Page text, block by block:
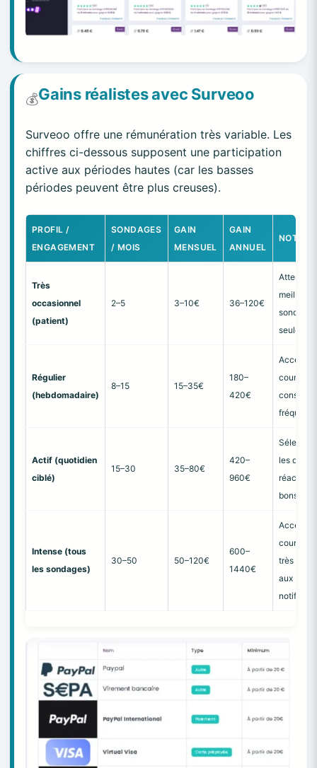
💰Gains réalistes avec Surveoo
Surveoo offre une rémunération très variable. Les
chiffres ci-dessous supposent une participation
active aux périodes hautes (car les basses
périodes peuvent être plus creuses).
PROFIL /
ENGAGEMENT
SONDAGES
/ MOIS
GAIN
MENSUEL
GAIN
ANNUEL
NOTES
Très
occasionnel
(patient)
2–5 3–10€ 36–120€
Attente
meilleurs
sondages
Régulier
(hebdomadaire)
8–15 15–35€
180–
420€
Accepte
court/
Actif (quotidien
ciblé)
15–30 35–80€
420–
960€
Sélectif
les
réactif
bons
Intense (tous
les sondages)
30–50 50–120€
600–
1440€
Accepte
court +
très
aux